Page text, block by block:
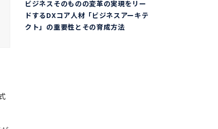
ビジネスそのものの変革の実現をリー
ドするDXコア人材「ビジネスアーキテ
クト」の重要性とその育成方法